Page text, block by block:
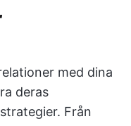
med dina
deras
Från